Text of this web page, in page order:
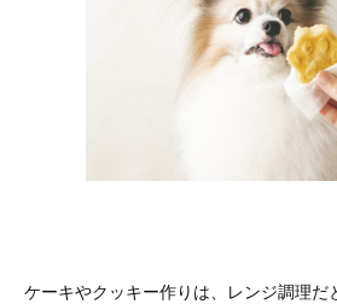
ケーキやクッキー作りは、レンジ調理だ